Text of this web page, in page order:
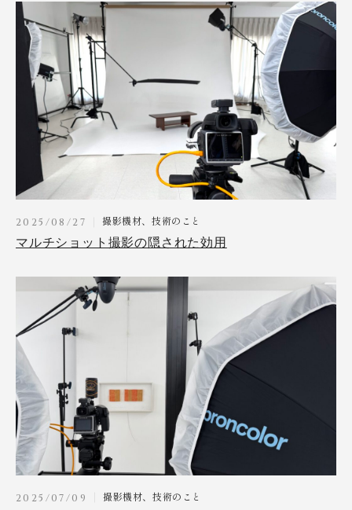
2025/08/27
撮影機材、技術のこと
マルチショット撮影の隠された効用
2025/07/09 撮影機材、技術のこと